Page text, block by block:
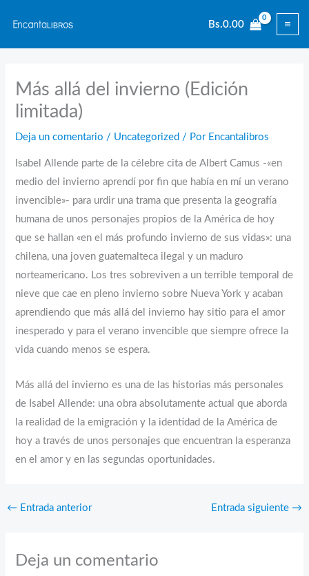
contenido
Bs.0.00
Más allá del invierno (Edición
limitada)
Deja un comentario / Uncategorized / Por Encantalibros
Isabel Allende parte de la célebre cita de Albert Camus -«en
medio del invierno aprendí por fin que había en mí un verano
invencible»- para urdir una trama que presenta la geografía
humana de unos personajes propios de la América de hoy
que se hallan «en el más profundo invierno de sus vidas»: una
chilena, una joven guatemalteca ilegal y un maduro
norteamericano. Los tres sobreviven a un terrible temporal de
nieve que cae en pleno invierno sobre Nueva York y acaban
aprendiendo que más allá del invierno hay sitio para el amor
inesperado y para el verano invencible que siempre ofrece la
vida cuando menos se espera.
Más allá del invierno es una de las historias más personales
de Isabel Allende: una obra absolutamente actual que aborda
la realidad de la emigración y la identidad de la América de
hoy a través de unos personajes que encuentran la esperanza
en el amor y en las segundas oportunidades.
← Entrada anterior Entrada siguiente →
Deja un comentario